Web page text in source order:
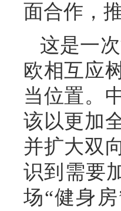
面合作，
这是一
欧相互应
当位置。
该以更加
并扩大双
识到需要
场“健身